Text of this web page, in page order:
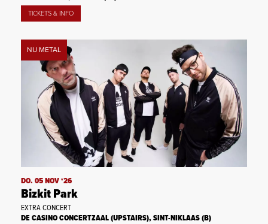
TICKETS & INFO
NU METAL
DO. 05 NOV ‘26
Bizkit Park
EXTRA CONCERT
DE CASINO CONCERTZAAL (UPSTAIRS), SINT-NIKLAAS (B)